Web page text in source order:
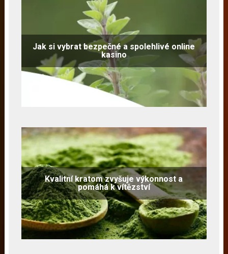
Jak si vybrat bezpečné a spolehlivé online
kasino
Kvalitní kratom zvyšuje výkonnost a
pomáhá k vítězství